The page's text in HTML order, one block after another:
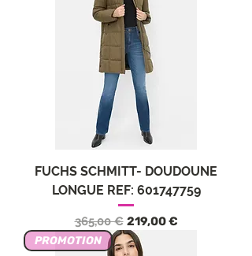
FUCHS SCHMITT- DOUDOUNE
LONGUE REF: 601747759
Precio
365,00 € Precio de oferta
219,00 €
PROMOTION